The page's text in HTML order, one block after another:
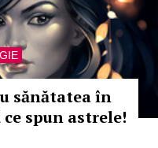
sănătatea în
spun astrele!